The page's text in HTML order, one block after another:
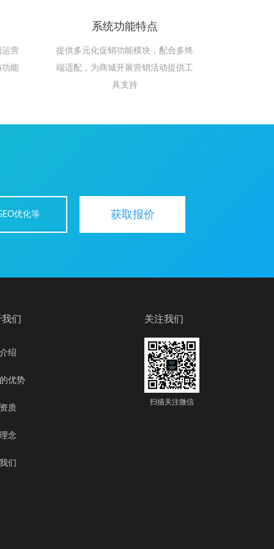
营
能
系统功能特点
提供多元化促销功能模块，配合多终
端适配，为商城开展营销活动提供工
具支持
获取报价
们
绍
优势
质
念
们
关注我们
扫描关注微信